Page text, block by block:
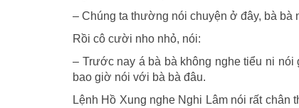
– Chúng ta thường nói chuyện ở đây, bà bà
Rồi cô cười nho nhỏ, nói:
– Trước nay á bà bà không nghe tiểu ni
bao giờ nói với bà bà đâu.
Lệnh Hồ Xung nghe Nghi Lâm nói rất chân